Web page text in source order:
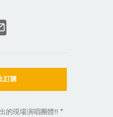
訂購
的現場演唱團體!! *